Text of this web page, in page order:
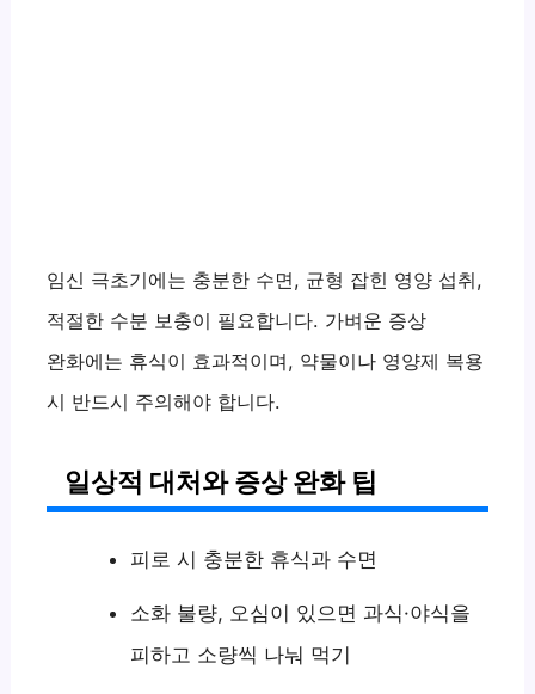
임신 극초기에는 충분한 수면, 균형 잡힌 영양 섭취,
적절한 수분 보충이 필요합니다. 가벼운 증상
완화에는 휴식이 효과적이며, 약물이나 영양제 복용
시 반드시 주의해야 합니다.
일상적 대처와 증상 완화 팁
피로 시 충분한 휴식과 수면
소화 불량, 오심이 있으면 과식·야식을
피하고 소량씩 나눠 먹기